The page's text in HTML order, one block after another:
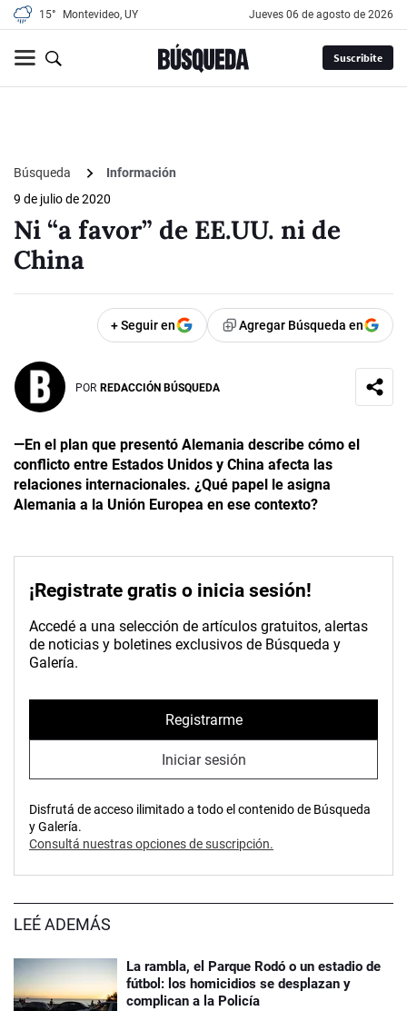
15° Montevideo, UY jueves 06 de agosto de 2026
Suscribite
Búsqueda
Información
9 de julio de 2020
Ni “a favor” de EE.UU. ni de
China
+ Seguir en Agregar Búsqueda en
POR REDACCIÓN BÚSQUEDA
—En el plan que presentó Alemania describe cómo el
conflicto entre Estados Unidos y China afecta las
relaciones internacionales. ¿Qué papel le asigna
Alemania a la Unión Europea en ese contexto?
¡Registrate gratis o inicia sesión!
Accedé a una selección de artículos gratuitos, alertas
de noticias y boletines exclusivos de Búsqueda y
Galería.
Registrarme
Iniciar sesión
Disfrutá de acceso ilimitado a todo el contenido de Búsqueda
y Galería.
Consultá nuestras opciones de suscripción.
LEÉ ADEMÁS
La rambla, el Parque Rodó o un estadio de
fútbol: los homicidios se desplazan y
complican a la Policía